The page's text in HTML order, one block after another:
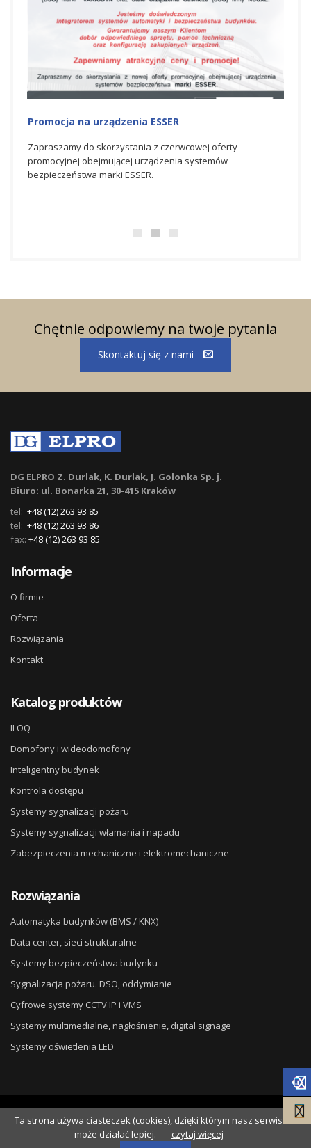
Ta strona używa ciasteczek (cookies), dzięki którym nasz serwis
może działać lepiej.
czytaj więcej
Promocja na urządzenia ESSER
Zapraszamy do skorzystania z czerwcowej oferty
promocyjnej obejmującej urządzenia systemów
bezpieczeństwa marki ESSER.
Chętnie odpowiemy na twoje pytania
Skontaktuj się z nami
DG ELPRO Z. Durlak, K. Durlak, J. Golonka Sp. j.
Biuro: ul. Bonarka 21, 30-415 Kraków
tel: +48 (12) 263 93 85
tel: +48 (12) 263 93 86
fax: +48 (12) 263 93 85
Informacje
O firmie
Oferta
Rozwiązania
Kontakt
Katalog produktów
ILOQ
Domofony i wideodomofony
Inteligentny budynek
Kontrola dostępu
Systemy sygnalizacji pożaru
Systemy sygnalizacji włamania i napadu
Zabezpieczenia mechaniczne i elektromechaniczne
Rozwiązania
Automatyka budynków (BMS / KNX)
Data center, sieci strukturalne
Systemy bezpieczeństwa budynku
Sygnalizacja pożaru. DSO, oddymianie
Cyfrowe systemy CCTV IP i VMS
Systemy multimedialne, nagłośnienie, digital signage
Systemy oświetlenia LED
© 2026 DG ELPRO
. Wdrożenie